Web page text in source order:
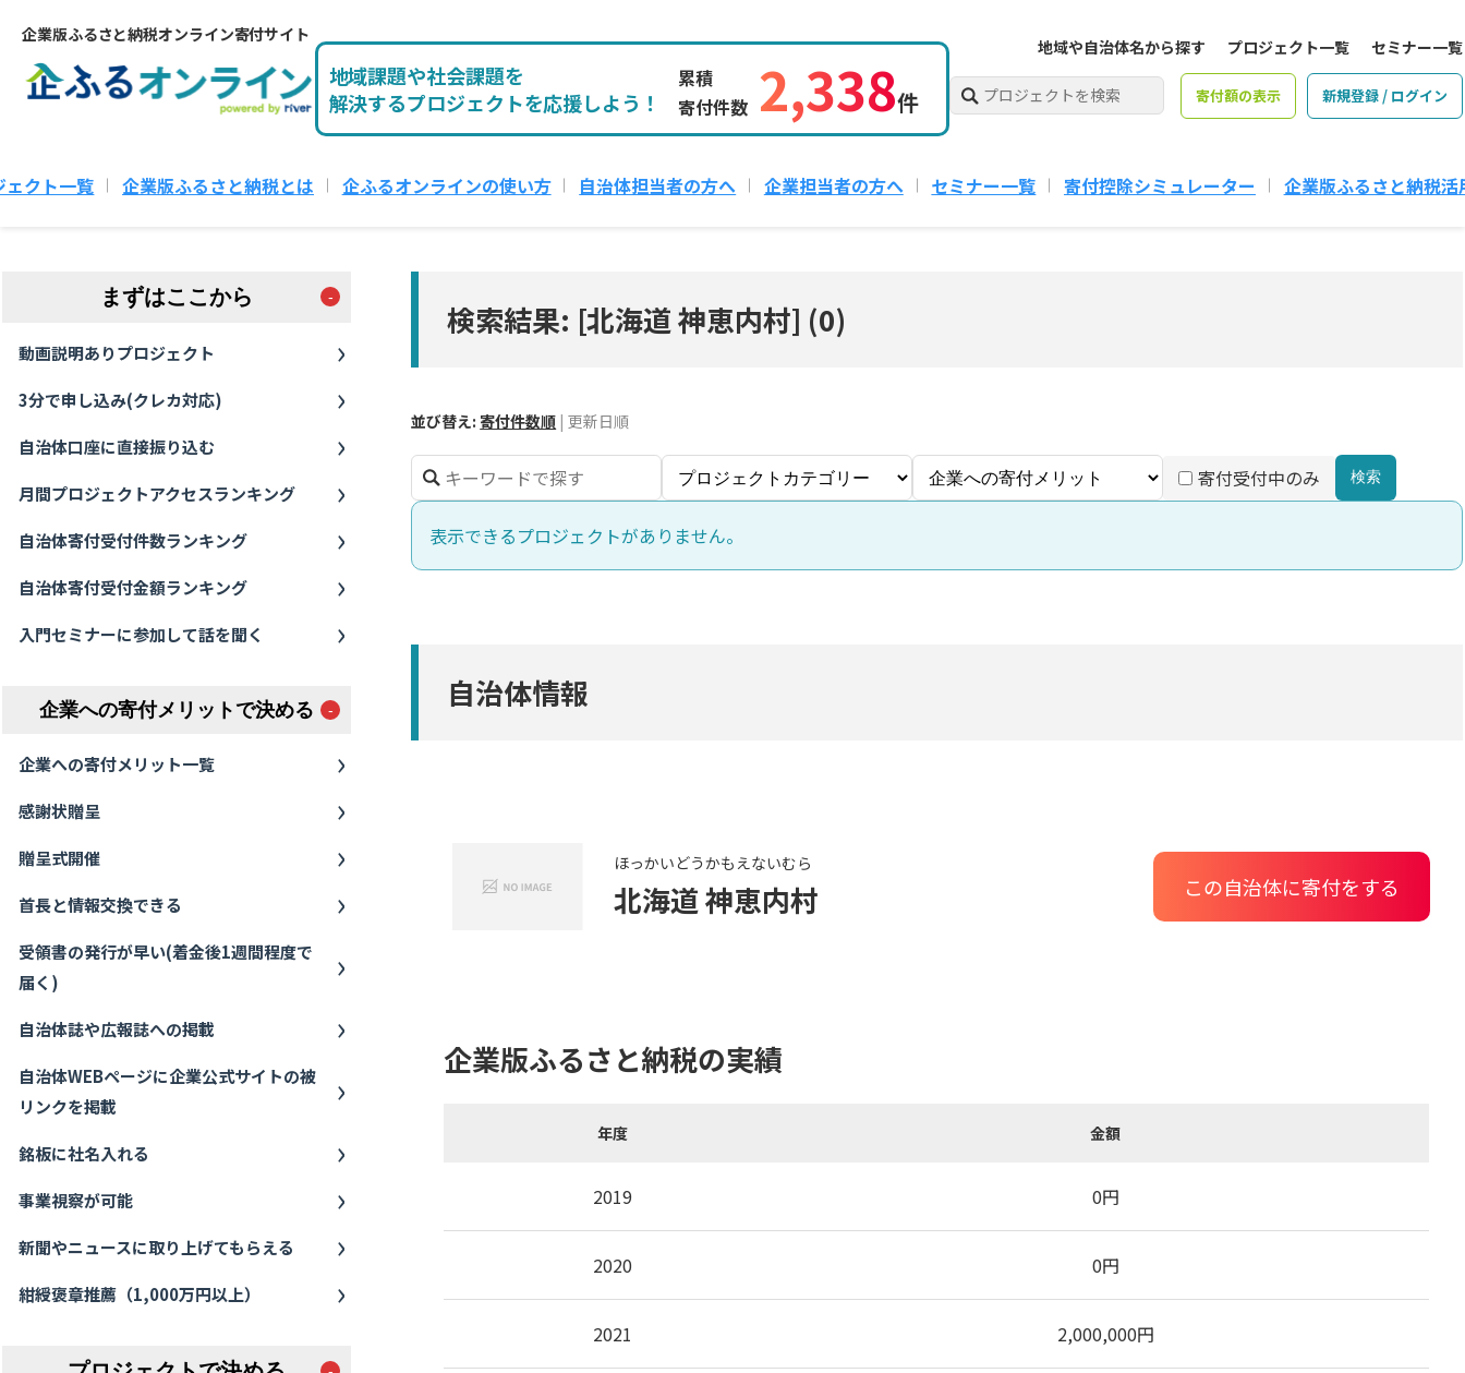
企業版ふるさと納税オンライン寄付サイト
地域課題や社会課題を
解決するプロジェクトを応援しよう！
累積
寄付件数 2,338件
地域や自治体名から探す プロジェクト一覧 セミナー一覧
寄付額の表示 新規登録 / ログイン
ェクト一覧 企業版ふるさと納税とは 企ふるオンラインの使い方 自治体担当者の方へ 企業担当者の方へ セミナー一覧 寄付控除シミュレーター 企業版ふるさと納税活
まずはここから
動画説明ありプロジェクト
3分で申し込み(クレカ対応)
自治体口座に直接振り込む
月間プロジェクトアクセスランキング
自治体寄付受付件数ランキング
自治体寄付受付金額ランキング
入門セミナーに参加して話を聞く
企業への寄付メリットで決める
企業への寄付メリット一覧
感謝状贈呈
贈呈式開催
首長と情報交換できる
受領書の発行が早い(着金後1週間程度で
届く)
自治体誌や広報誌への掲載
自治体WEBページに企業公式サイトの被
リンクを掲載
銘板に社名入れる
事業視察が可能
新聞やニュースに取り上げてもらえる
紺綬褒章推薦（1,000万円以上）
検索結果: [北海道 神恵内村] (0)
並び替え: 寄付件数順 | 更新日順
寄付受付中のみ 検索
表示できるプロジェクトがありません。
自治体情報
ほっかいどう
北海道
かもえないむら
神恵内村 この自治体に寄付をする
企業版ふるさと納税の実績
年度 金額
2019 0円
2020 0円
2021 2,000,000円